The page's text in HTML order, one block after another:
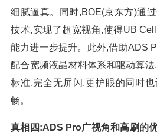
细腻逼真。同时,BOE(京东方)通
技术,实现了超宽视角,使得UB
能力进一步提升。此外,借助ADS
配合宽频液晶材料体系和驱动算
标准,完全无屏闪,更护眼的同时
畅。
真相四:ADS Pro广视角和高刷的